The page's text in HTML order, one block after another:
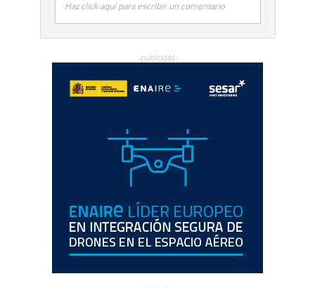
Haz click aquí para escribir un comentario